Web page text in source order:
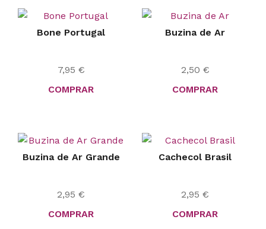
Bone Portugal
7,95 €
COMPRAR
Buzina de Ar
2,50 €
COMPRAR
Buzina de Ar Grande
2,95 €
COMPRAR
Cachecol Brasil
2,95 €
COMPRAR